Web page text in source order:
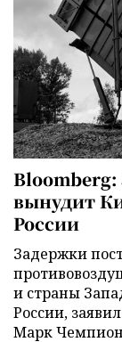
вынудит
России
Задержки
и страны
России,
Марк